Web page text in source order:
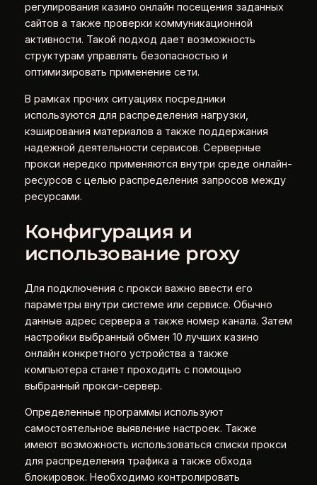
регулирования казино онлайн посещения заданных
сайтов а также проверки коммуникационной
активности. Такой подход дает возможность
структурам управлять безопасностью и
оптимизировать применение сети.
В рамках прочих ситуациях посредники
используются для распределения нагрузки,
кэширования материалов а также поддержания
надежной деятельности сервисов. Серверные
прокси нередко применяются внутри среде онлайн-
ресурсов с целью распределения запросов между
ресурсами.
Конфигурация и
использование proxy
Для подключения с прокси важно ввести его
параметры внутри системе или сервисе. Обычно
данные адрес сервера а также номер канала. Затем
настройки выбранный обмен 10 лучших казино
онлайн конкретного устройства а также
компьютера станет проходить с помощью
выбранный прокси-сервер.
Определенные программы используют
самостоятельное выявление настроек. Также
имеют возможность использоваться списки прокси
для распределения трафика а также обхода
блокировок. Необходимо контролировать